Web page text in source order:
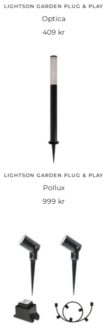
LIGHTSON GARDEN PLUG & PLAY
Optica
Rea-
409 kr
LIGHTSON GARDEN PLUG & PLAY
Pollux
Rea-
999 kr